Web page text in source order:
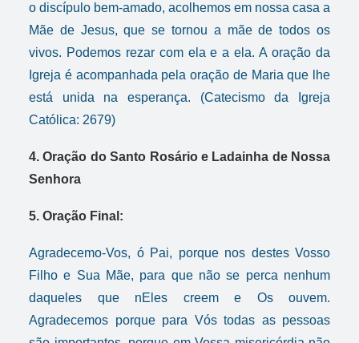
o discípulo bem-amado, acolhemos em nossa casa a
Mãe de Jesus, que se tornou a mãe de todos os
vivos. Podemos rezar com ela e a ela. A oração da
Igreja é acompanhada pela oração de Maria que lhe
está unida na esperança. (Catecismo da Igreja
Católica: 2679)
4. Oração do Santo Rosário e Ladainha de Nossa
Senhora
5. Oração Final:
Agradecemo-Vos, ó Pai, porque nos destes Vosso
Filho e Sua Mãe, para que não se perca nenhum
daqueles que nEles creem e Os ouvem.
Agradecemos porque para Vós todas as pessoas